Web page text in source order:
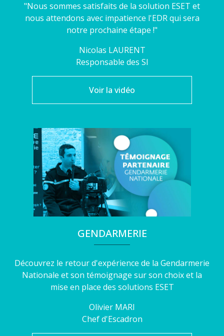
"Nous sommes satisfaits de la solution ESET et
nous attendons avec impatience l'EDR qui sera
notre prochaine étape !"
Nicolas LAURENT
Responsable des SI
Voir la vidéo
GENDARMERIE
Découvrez le retour d'expérience de la Gendarmerie
Nationale et son témoignage sur son choix et la
mise en place des solutions ESET
Olivier MARI
Chef d'Escadron